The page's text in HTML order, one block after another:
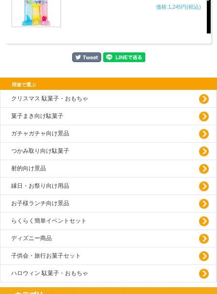
価格:1,245円(税込)
用途で選ぶ
クリスマス 駄菓子・おもちゃ
菓子まき向け駄菓子
ガチャガチャ向け景品
つかみ取り向け駄菓子
射的向け景品
縁日・お祭り向け用品
お子様ランチ向け景品
らくらく簡単イベントセット
ディズニー商品
子供会・旅行お菓子セット
ハロウィン 駄菓子・おもちゃ